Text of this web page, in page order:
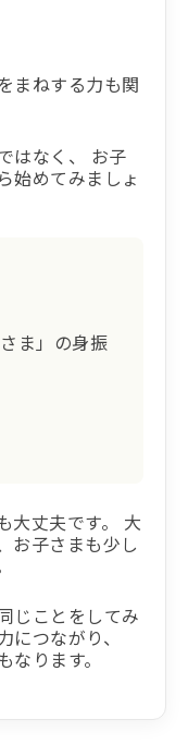
まねする力も関
はなく、 お子
始めてみましょ
ま」の身振
大丈夫です。 大
お子さまも少し
じことをしてみ
つながり、
ります。